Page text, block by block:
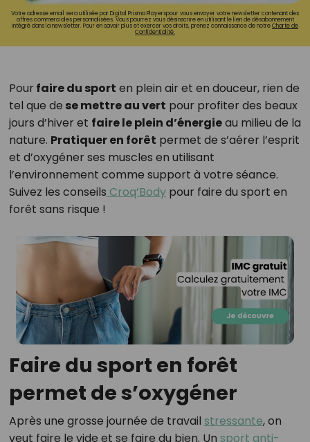
Votre adresse email sera utilisée par Digital Prisma Playerspour vous envoyer votre newsletter contenant des
offres commerciales personnalisées. Vous pourrez vous désinscrire en utilisant le lien de désabonnement
intégré dans la newsletter. Pour en savoir plus et exercer vos droits, prenez connaissance de notreCharte de
Confidentialité.
Pour faire du sport en plein air et en douceur, rien de
tel que de se mettre au vert pour profiter des beaux
jours d’hiver et faire le plein d’énergieau milieu de la
nature. Pratiquer en forêt permet de s’aérer l’esprit
et d’oxygéner ses muscles en utilisant
l’environnement comme support à votre séance.
Suivez les conseils Croq’Bodypour faire du sport en
forêt sans risque !
Faire du sport en forêt
permet de s’oxygéner
Après une grosse journée de travail stressante, on
veut faire le vide et se faire du bien. Un sport anti-